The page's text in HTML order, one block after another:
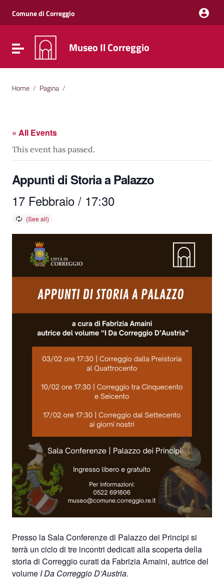
Vai al menu di navigazione
Vai al footer
Comune di Correggio
Attiva / disattiva la navigazione
Museo Il Correggio
Home / Pagina /
« All Events
This event has passed.
Appunti di Storia a Palazzo
17 Febbraio / 17:30
Presso la Sala Conferenze di Palazzo dei Principi si
terrà un ciclo di tre incontri dedicati alla scoperta della
storia di Correggio curati da Fabrizia Amaini, autrice del
volume I Da Correggio D’Austria.